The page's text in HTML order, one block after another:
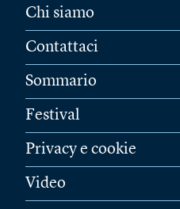
Chi siamo
Contattaci
Sommario
Festival
Privacy e cookie
Video